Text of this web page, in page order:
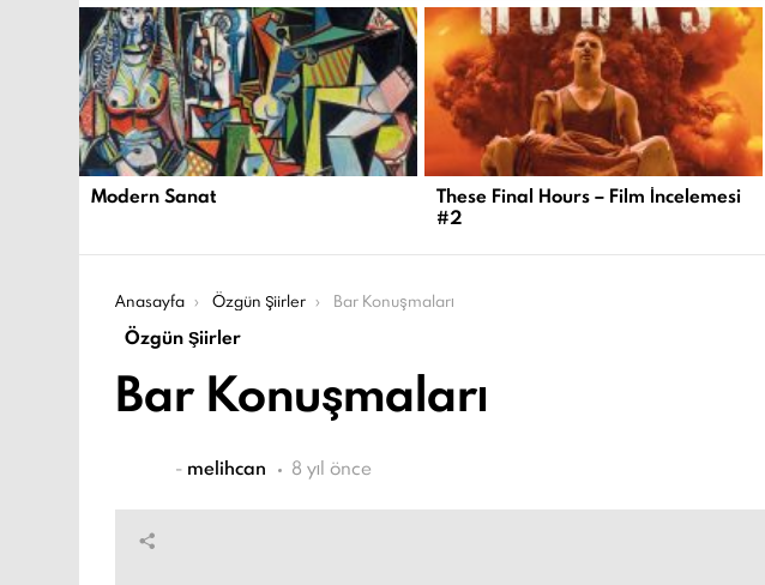
EN
YENI
İÇERIKLER
Modern Sanat
These Final Hours – Film İncelemesi
#2
Şu an buradasın:
Anasayfa Özgün Şiirler Bar Konuşmaları
Özgün Şiirler
Bar Konuşmaları
- melihcan 8 yıl önce